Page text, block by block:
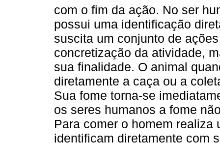
com o fim da ação. No ser
possui uma identificação
suscita um conjunto de
concretização da atividade,
sua finalidade. O animal
diretamente a caça ou a
Sua fome torna-se
os seres humanos a fome
Para comer o homem
identificam diretamente com